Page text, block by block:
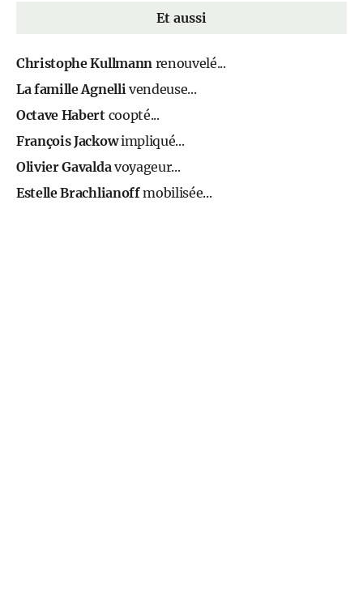
Et aussi
Christophe Kullmannrenouvelé...
La famille Agnellivendeuse...
Octave Habertcoopté...
François Jackowimpliqué...
Olivier Gavaldavoyageur...
Estelle Brachlianoffmobilisée...